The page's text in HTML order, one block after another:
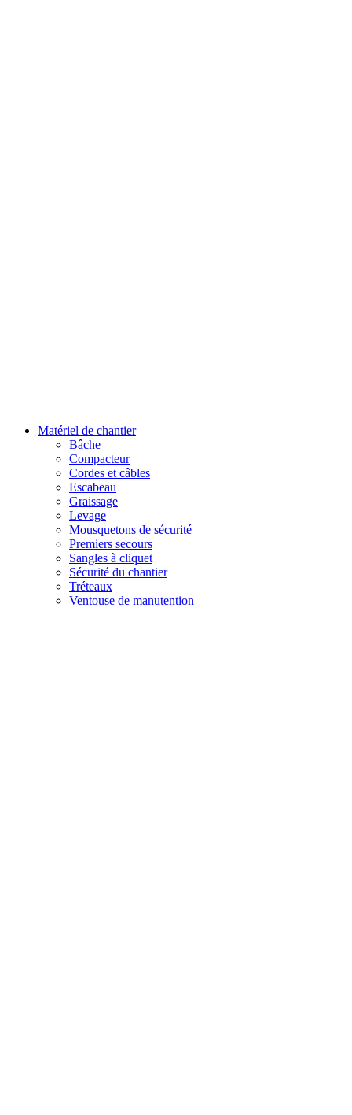
Matériel de chantier
Bâche
Compacteur
Cordes et câbles
Escabeau
Graissage
Levage
Mousquetons de sécurité
Premiers secours
Sangles à cliquet
Sécurité du chantier
Tréteaux
Ventouse de manutention